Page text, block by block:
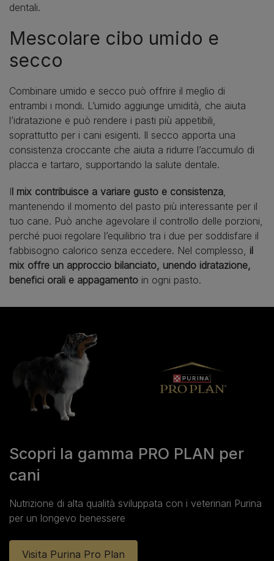
dentali.
Mescolare cibo umido e
secco
Combinare umido e secco può offrire il meglio di
entrambi i mondi. L’umido aggiunge umidità, che aiuta
l’idratazione e può rendere i pasti più appetibili,
soprattutto per i cani esigenti. Il secco apporta una
consistenza croccante che aiuta a ridurre l’accumulo di
placca e tartaro, supportando la salute dentale.
Il mix contribuisce a variare gusto e consistenza
mantenendo il momento del pasto più interessante per il
tuo cane. Può anche agevolare il controllo delle porzioni,
perché puoi regolare l’equilibrio tra i due per soddisfare il
fabbisogno calorico senza eccedere. Nel complesso, il
mix offre un approccio bilanciato, unendo idratazione,
benefici orali e appagamento in ogni pasto.
Scopri la gamma PRO PLAN per
cani
Nutrizione di alta qualità sviluppata con i veterinari Purina
per un longevo benessere
Visita Purina Pro Plan